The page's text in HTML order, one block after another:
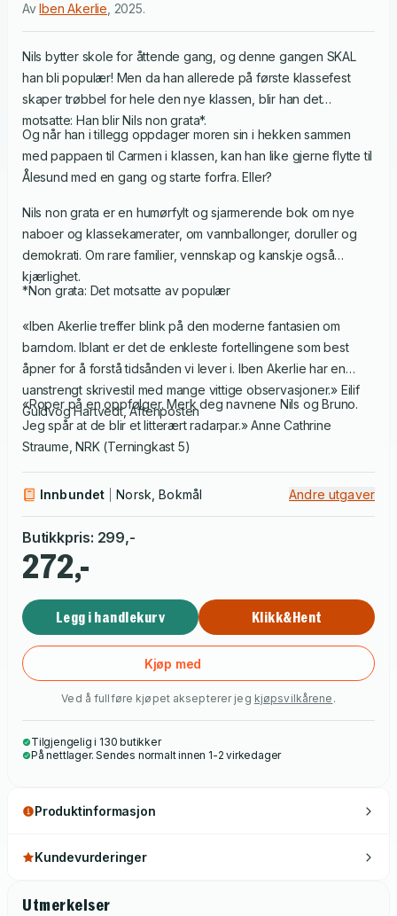
AvIben Akerlie 2025.
Nils bytter skole for åttende gang, og denne gangen SKAL
han bli populær! Men da han allerede på første klassefest
skaper trøbbel for hele den nye klassen, blir han det
motsatte: Han blir Nils non grata*.
Og når han i tillegg oppdager moren sin i hekken sammen
med pappaen til Carmen i klassen, kan han like gjerne flytte til
Ålesund med en gang og starte forfra. Eller?
Nils non grata er en humørfylt og sjarmerende bok om nye
naboer og klassekamerater, om vannballonger, doruller og
demokrati. Om rare familier, vennskap og kanskje også
kjærlighet.
*Non grata: Det motsatte av populær
«Iben Akerlie treffer blink på den moderne fantasien om
barndom. Iblant er det de enkleste fortellingene som best
åpner for å forstå tidsånden vi lever i. Iben Akerlie har en
uanstrengt skrivestil med mange vittige observasjoner.» Eilif
Guldvog Hartvedt, Aftenposten
«Roper på en oppfølger. Merk deg navnene Nils og Bruno.
Jeg spår at de blir et litterært radarpar.» Anne Cathrine
Straume, NRK (Terningkast 5)
Innbundet Norsk, Bokmål Andre utgaver
Butikkpris: 299,-
272,-
Legg i handlekurv Klikk&Hent
Kjøp med
Ved å fullføre kjøpet aksepterer jeg kjøpsvilkårene .
Tilgjengelig i 130 butikker
På nettlager. Sendes normalt innen 1-2 virkedager
Produktinformasjon
Kundevurderinger
Utmerkelser